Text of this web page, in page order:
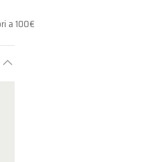
a 100€